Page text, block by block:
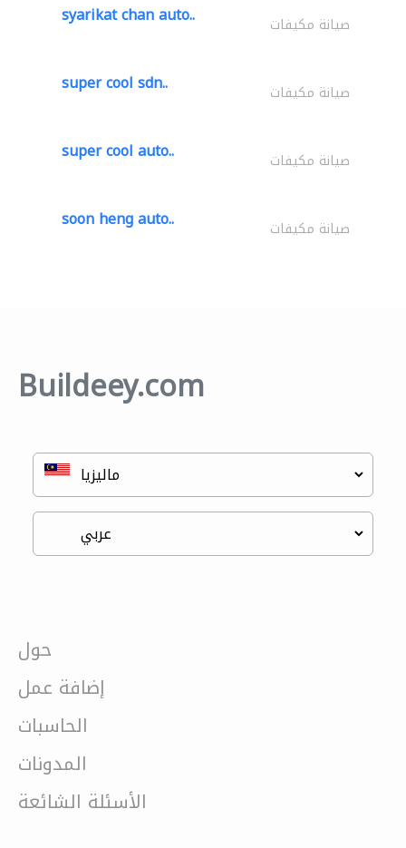
syarikat chan auto.. صيانة مكيفات
super cool sdn.. صيانة مكيفات
super cool auto.. صيانة مكيفات
soon heng auto.. صيانة مكيفات
Buildeey.com
حول
إضافة عمل
الحاسبات
المدونات
الأسئلة الشائعة